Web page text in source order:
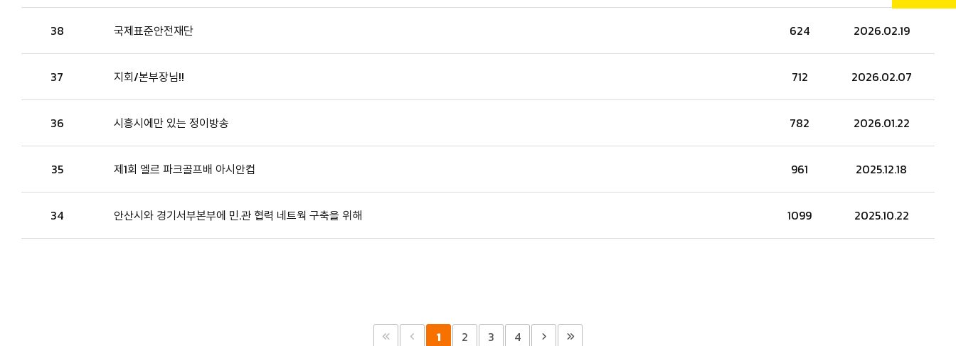
38 국제표준안전재단 624 2026.02.19
37 지회/본부장님!! 712 2026.02.07
36 시흥시에만 있는 정이방송 782 2026.01.22
35 제1회 엘르 파크골프배 아시안컵 961 2025.12.18
34 안산시와 경기서부본부에 민.관 협력 네트웍 구축을 위해 1099 2025.10.22
1 2 3 4